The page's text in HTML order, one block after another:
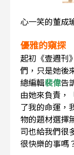
▲
心一笑的董成
優雅的窺探
起初《壹週刊
們，只是她後
總編輯裴偉告
由她來負責，
了我的命運，
物的題材選擇
司也給我們很
很快樂的事嗎